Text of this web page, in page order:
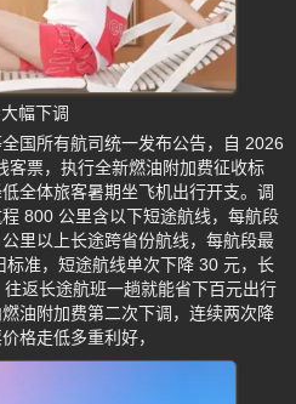
幅下调
国所有航司统一发布公告，自 2026
客票，执行全新燃油附加费征收标
全体旅客暑期坐飞机出行开支。调
800 公里含以下短途航线，每航段
里以上长途跨省份航线，每航段最
准，短途航线单次下降 30 元，长
返长途航班一趟就能省下百元出行
油附加费第二次下调，连续两次降
格走低多重利好，